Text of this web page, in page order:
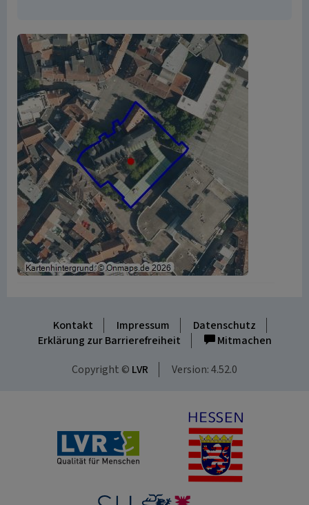
Kontakt Impressum
Datenschutz
Erklärung zur Barrierefreiheit
Mitmachen
Copyright © LVR Version: 4.52.0